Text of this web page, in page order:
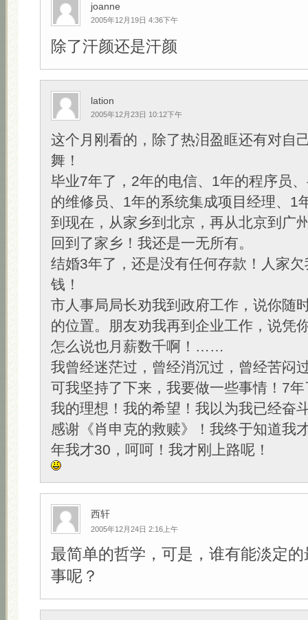
joanne
2005年12月19日 4:36下午
除了汗颜还是汗颜
lation
2005年12月23日 10:12下午
这个月刚看的，除了热泪盈眶还有对自
舞！
毕业7年了，2年的电信、1年的程序员
的维修员、1年的系统集成项目经理、1
到现在，从家乡到北京，再从北京到广
回到了家乡！我还是一无所有。
结婚3年了，还是没有任何存款！人家
钱！
市人事局局长劝我到政府工作，说你随
的位置。朋友劝我再到企业工作，说凭
怎么说也月薪数千啊！……
我曾经迷茫过，曾经消沉过，曾经苦
可我坚持了下来，我要做一些事情！7
我的理想！我的希望！我以为我已经奋
感谢《肖申克的救赎》！我终于知道我
年我才30，呵呵！我才刚上路呢！
西轩
2005年12月24日 2:16上午
最简单的哲学，可是，谁有能淡定
事呢？